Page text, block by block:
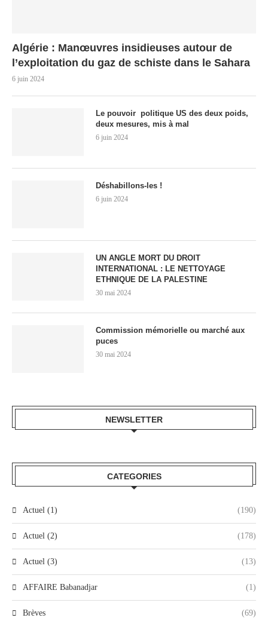
Algérie : Manœuvres insidieuses autour de
l’exploitation du gaz de schiste dans le Sahara
6 juin 2024
Le pouvoir politique US des deux poids,
deux mesures, mis à mal
6 juin 2024
Déshabillons-les !
6 juin 2024
UN ANGLE MORT DU DROIT
INTERNATIONAL : LE NETTOYAGE
ETHNIQUE DE LA PALESTINE
30 mai 2024
Commission mémorielle ou marché aux
puces
30 mai 2024
NEWSLETTER
CATEGORIES
Actuel (1) (190)
Actuel (2) (178)
Actuel (3) (13)
AFFAIRE Babanadjar (1)
Brèves (69)